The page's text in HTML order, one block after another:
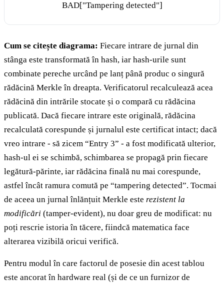
BAD["Tampering detected"]
Cum se citește diagrama: Fiecare intrare de jurnal din
stânga este transformată în hash, iar hash-urile sunt
combinate pereche urcând pe lanț până produc o singură
rădăcină Merkle în dreapta. Verificatorul recalculează acea
rădăcină din intrările stocate și o compară cu rădăcina
publicată. Dacă fiecare intrare este originală, rădăcina
recalculată corespunde și jurnalul este certificat intact; dacă
vreo intrare - să zicem “Entry 3” - a fost modificată ulterior,
hash-ul ei se schimbă, schimbarea se propagă prin fiecare
legătură-părinte, iar rădăcina finală nu mai corespunde,
astfel încât ramura comută pe “tampering detected”. Tocmai
de aceea un jurnal înlănțuit Merkle este rezistent la
modificări (tamper-evident), nu doar greu de modificat: nu
poți rescrie istoria în tăcere, fiindcă matematica face
alterarea vizibilă oricui verifică.
Pentru modul în care factorul de posesie din acest tablou
este ancorat în hardware real (și de ce un furnizor de